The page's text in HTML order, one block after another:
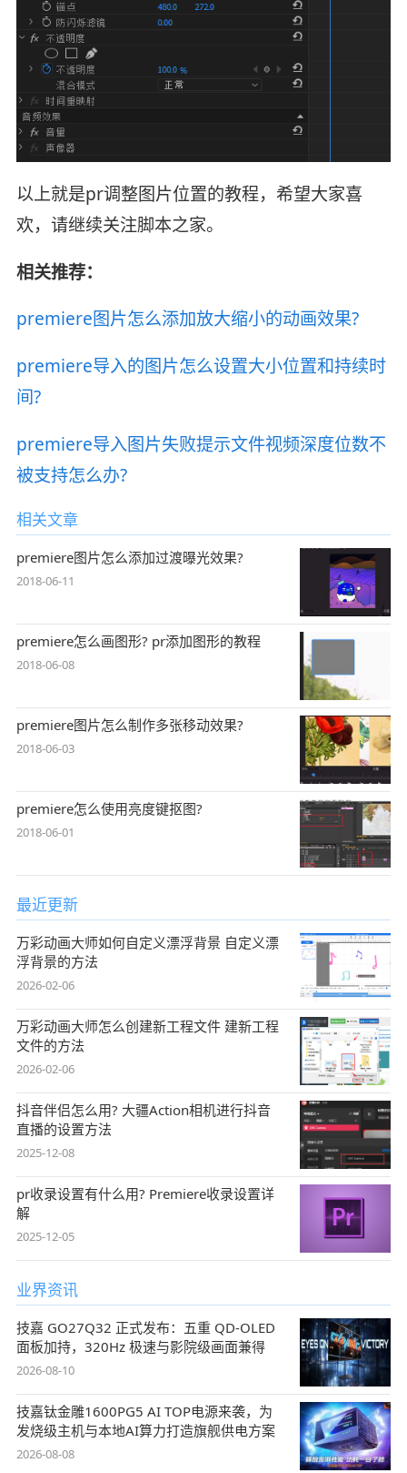
以上就是pr调整图片位置的教程，希望大家喜
欢，请继续关注脚本之家。
相关推荐：
premiere图片怎么添加放大缩小的动画效果?
premiere导入的图片怎么设置大小位置和持续时
间?
premiere导入图片失败提示文件视频深度位数不
被支持怎么办?
相关文章
premiere图片怎么添加过渡曝光效果?
2018-06-11
premiere怎么画图形? pr添加图形的教程
2018-06-08
premiere图片怎么制作多张移动效果?
2018-06-03
premiere怎么使用亮度键抠图?
2018-06-01
最近更新
万彩动画大师如何自定义漂浮背景 自定义漂
浮背景的方法
2026-02-06
万彩动画大师怎么创建新工程文件 建新工程
文件的方法
2026-02-06
抖音伴侣怎么用? 大疆Action相机进行抖音
直播的设置方法
2025-12-08
pr收录设置有什么用? Premiere收录设置详
解
2025-12-05
业界资讯
技嘉 GO27Q32 正式发布：五重 QD-OLED
面板加持，320Hz 极速与影院级画面兼得
2026-08-10
技嘉钛金雕1600PG5 AI TOP电源来袭，为
发烧级主机与本地AI算力打造旗舰供电方案
2026-08-08